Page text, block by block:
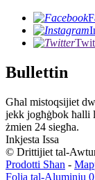
Bullettin
Għal mistoqsijiet
jekk jogħġbok ħalli
żmien 24 siegħa.
Inkjesta Issa
© Drittijiet tal-
Prodotti Sħan -
Folja tal-Aluminju